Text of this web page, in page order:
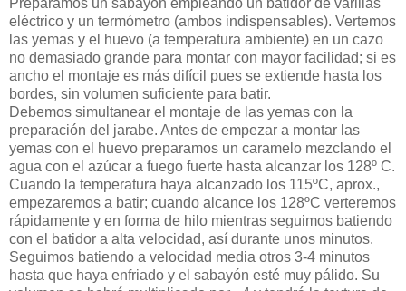
Preparamos un sabayón empleando un batidor de varillas
eléctrico y un termómetro (ambos indispensables). Vertemos
las yemas y el huevo (a temperatura ambiente) en un cazo
no demasiado grande para montar con mayor facilidad; si es
ancho el montaje es más difícil pues se extiende hasta los
bordes, sin volumen suficiente para batir.
Debemos simultanear el montaje de las yemas con la
preparación del jarabe. Antes de empezar a montar las
yemas con el huevo preparamos un caramelo mezclando el
agua con el azúcar a fuego fuerte hasta alcanzar los 128º C.
Cuando la temperatura haya alcanzado los 115ºC, aprox.,
empezaremos a batir; cuando alcance los 128ºC verteremos
rápidamente y en forma de hilo mientras seguimos batiendo
con el batidor a alta velocidad, así durante unos minutos.
Seguimos batiendo a velocidad media otros 3-4 minutos
hasta que haya enfriado y el sabayón esté muy pálido. Su